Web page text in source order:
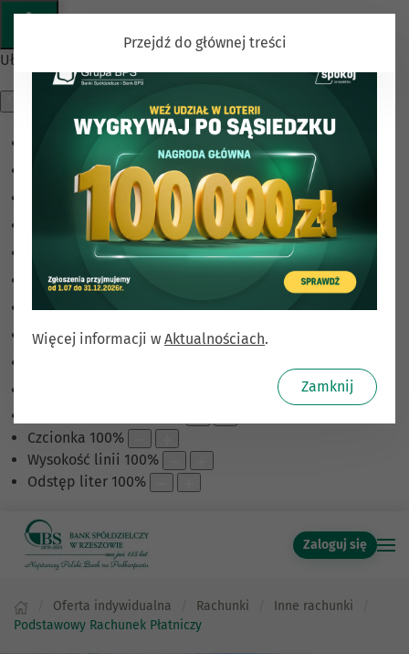
Ułatwienia dostępu
Monochromatyczny
Ciemny kontrast
Jasny kontrast
Niskie nasycenie
Wysokie nasycenie
Zaznacz linki
Zaznacz nagłówki
Czcionka 100%
Wysokość linii 100%
Odstęp liter 100%
Przejdź do głównej treści
Zaloguj się
Oferta indywidualna Rachunki
Inne rachunki
Podstawowy Rachunek Płatniczy
Więcej informacji w Aktualnościach.
Zamknij